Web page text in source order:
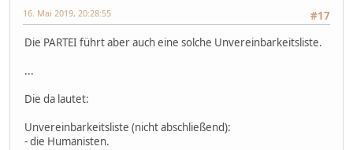
#17
16. Mai 2019, 20:28:55
Die PARTEI führt aber auch eine solche Unvereinbarkeitsliste.
...
Die da lautet:
Unvereinbarkeitsliste (nicht abschließend):
- die Humanisten.